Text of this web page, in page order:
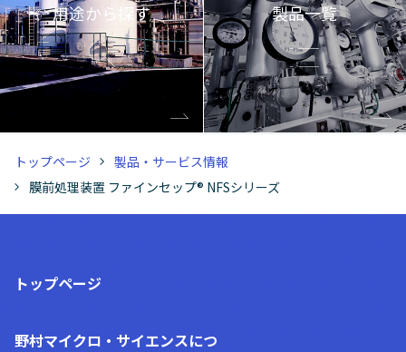
用途から探す 製品一覧
トップページ
製品・サービス情報
膜前処理装置 ファインセップ® NFSシリーズ
トップページ
野村マイクロ・サイエンスにつ